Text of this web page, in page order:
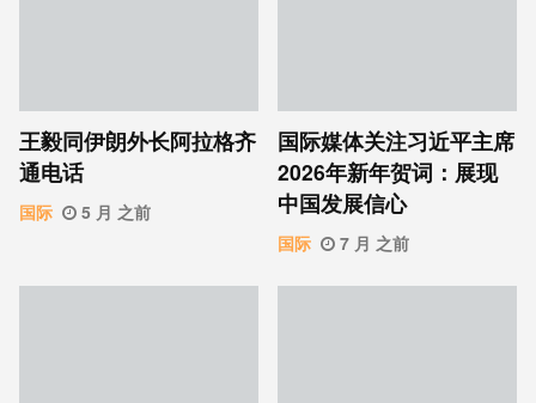
王毅同伊朗外长阿拉格齐
通电话
国际 5 月 之前
国际媒体关注习近平主席
2026年新年贺词：展现
中国发展信心
国际 7 月 之前